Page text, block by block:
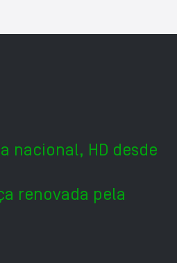
nacional, HD desde
renovada pela